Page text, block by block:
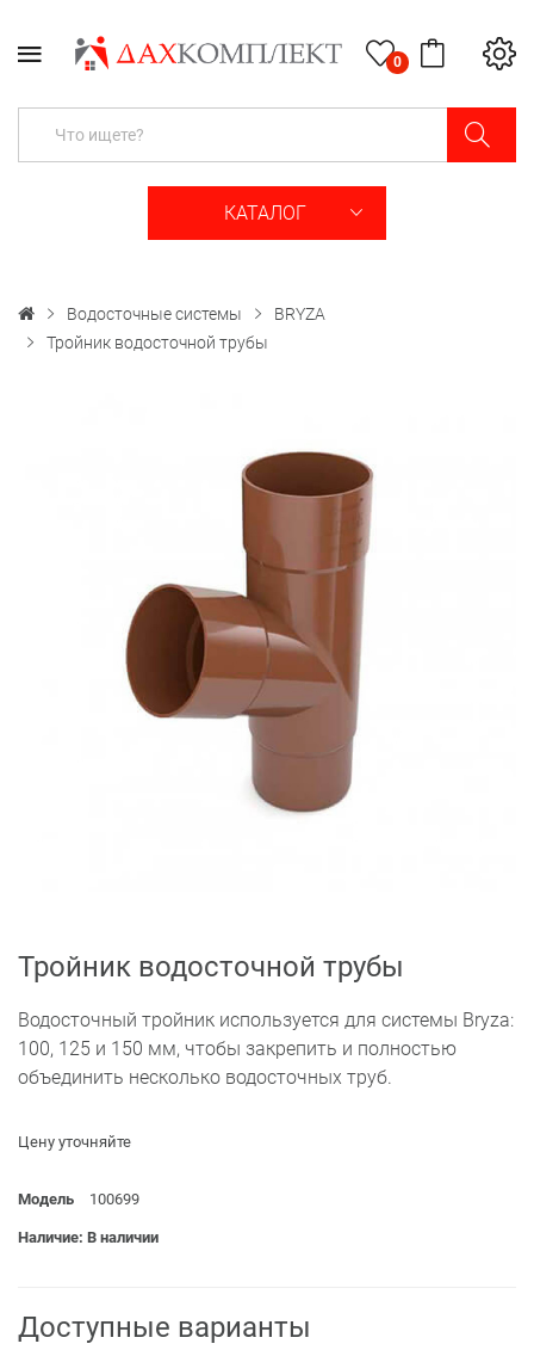
0
КАТАЛОГ
Водосточные системы
BRYZA
Тройник водосточной трубы
Тройник водосточной трубы
Водосточный тройник используется для системы Bryza:
100, 125 и 150 мм, чтобы закрепить и полностью
объединить несколько водосточных труб.
Цену уточняйте
Модель 100699
Наличие: В наличии
Доступные варианты